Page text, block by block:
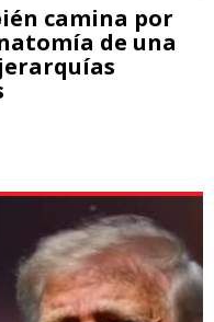
camina por
de una